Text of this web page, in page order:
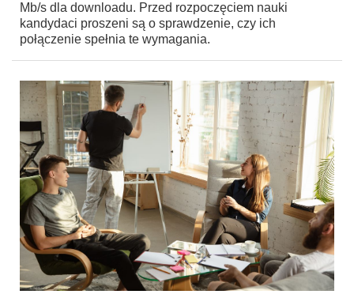
Mb/s dla downloadu. Przed rozpoczęciem nauki
kandydaci proszeni są o sprawdzenie, czy ich
połączenie spełnia te wymagania.